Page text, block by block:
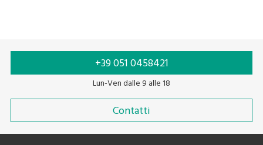
+39 051 0458421
Lun-Ven dalle 9 alle 18
Contatti